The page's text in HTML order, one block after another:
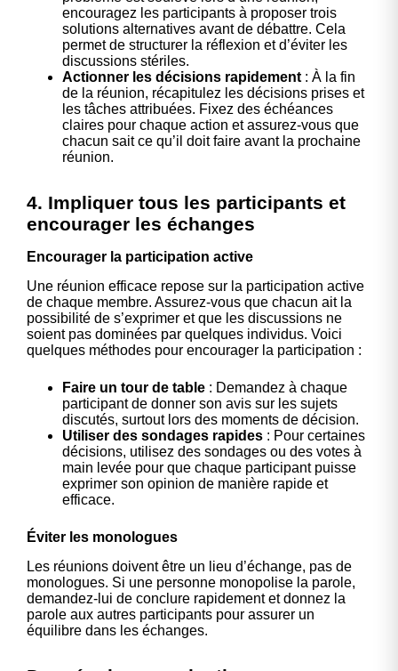
encouragez les participants à proposer trois
solutions alternatives avant de débattre. Cela
permet de structurer la réflexion et d’éviter les
discussions stériles.
Actionner les décisions rapidement : À la fin
de la réunion, récapitulez les décisions prises et
les tâches attribuées. Fixez des échéances
claires pour chaque action et assurez-vous que
chacun sait ce qu’il doit faire avant la prochaine
réunion.
4. Impliquer tous les participants et
encourager les échanges
Encourager la participation active
Une réunion efficace repose sur la participation active
de chaque membre. Assurez-vous que chacun ait la
possibilité de s’exprimer et que les discussions ne
soient pas dominées par quelques individus. Voici
quelques méthodes pour encourager la participation :
Faire un tour de table : Demandez à chaque
participant de donner son avis sur les sujets
discutés, surtout lors des moments de décision.
Utiliser des sondages rapides : Pour certaines
décisions, utilisez des sondages ou des votes à
main levée pour que chaque participant puisse
exprimer son opinion de manière rapide et
efficace.
Éviter les monologues
Les réunions doivent être un lieu d’échange, pas de
monologues. Si une personne monopolise la parole,
demandez-lui de conclure rapidement et donnez la
parole aux autres participants pour assurer un
équilibre dans les échanges.